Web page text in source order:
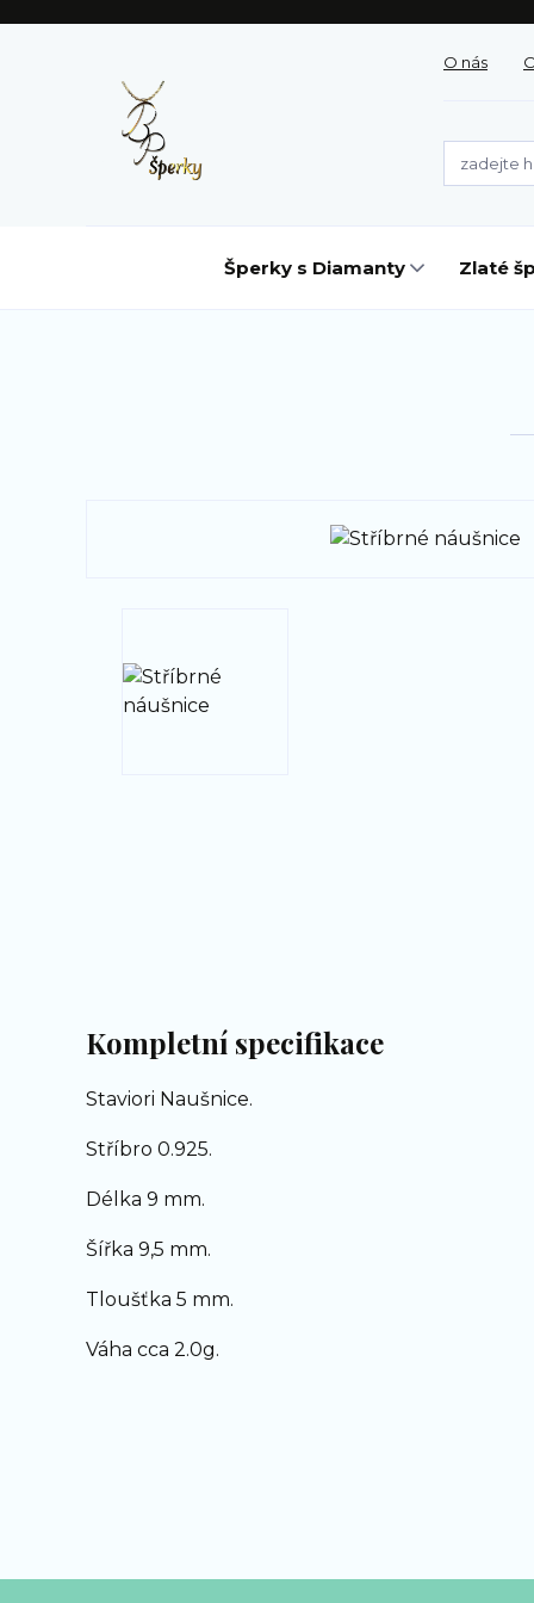
O nás
Šperky s Diamanty Zlaté
Kompletní specifikace
Staviori Naušnice.
Stříbro 0.925.
Délka 9 mm.
Šířka 9,5 mm.
Tloušťka 5 mm.
Váha cca 2.0g.